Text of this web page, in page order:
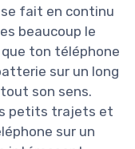
fait en continu
beaucoup le
que ton téléphone
sur un long
son sens.
petits trajets et
sur un